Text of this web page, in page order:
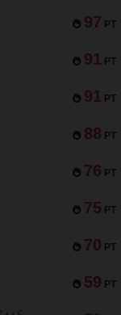
97 PT
91 PT
91 PT
88 PT
76 PT
75 PT
70 PT
59 PT